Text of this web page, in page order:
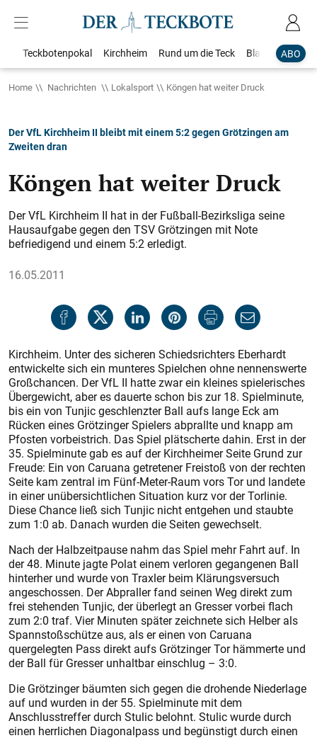
ABO
Teckbotenpokal Kirchheim Rund um die Teck Blaulicht
Home Nachrichten Lokalsport Köngen hat weiter Druck
Der VfL Kirchheim II bleibt mit einem 5:2 gegen Grötzingen am
Zweiten dran
Köngen hat weiter Druck
Der VfL Kirchheim II hat in der Fußball-Bezirksliga seine
Hausaufgabe gegen den TSV Grötzingen mit Note
befriedigend und einem 5:2 erledigt.
16.05.2011
Kirchheim. Unter des sicheren Schiedsrichters Eberhardt
entwickel­te sich ein munteres Spielchen ohne nennenswerte
Großchancen. Der VfL II hatte zwar ein kleines spielerisches
Übergewicht, aber es dauerte schon bis zur 18. Spielminute,
bis ein von Tunjic geschlenzter Ball aufs lange Eck am
Rücken eines Grötzinger Spielers abprallte und knapp am
Pfosten vorbeistrich. Das Spiel plätscherte dahin. Erst in der
35. Spielminute gab es auf der Kirchheimer Seite Grund zur
Freude: Ein von Caruana getretener Freistoß von der rechten
Seite kam zentral im Fünf-Meter-Raum vors Tor und landete
in einer unübersichtlichen Situation kurz vor der Torlinie.
Diese Chance ließ sich Tunjic nicht entgehen und staubte
zum 1:0 ab. Danach wurden die Seiten gewechselt.
Nach der Halbzeitpause nahm das Spiel mehr Fahrt auf. In
der 48. Minute jagte Polat einem verloren gegangenen Ball
hinterher und wurde von Traxler beim Klärungsversuch
angeschossen. Der Abpraller fand seinen Weg direkt zum
frei stehenden Tunjic, der überlegt an Gresser vorbei flach
zum 2:0 traf. Vier Minuten später zeichnete sich Helber als
Spannstoßschütze aus, als er einen von Caruana
quergelegten Pass direkt aufs Grötzinger Tor hämmerte und
der Ball für Gresser unhaltbar einschlug – 3:0.
Die Grötzinger bäumten sich gegen die drohende Niederlage
auf und wurden in der 55. Spielminute mit dem
Anschlusstreffer durch Stulic belohnt. Stulic wurde durch
einen herrlichen Diagonalpass und begünstigt durch einen